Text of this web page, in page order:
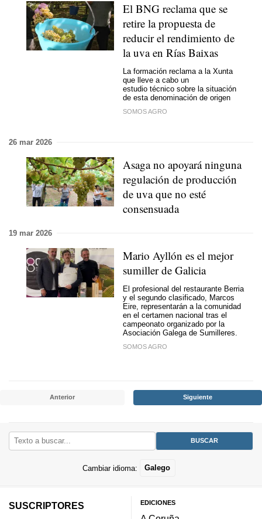
El BNG reclama que se
retire la propuesta de
reducir el rendimiento de
la uva en Rías Baixas
La formación reclama a la Xunta
que lleve a cabo un
estudio técnico sobre la situación
de esta denominación de origen
SOMOS AGRO
26 mar 2026
Asaga no apoyará ninguna
regulación de producción
de uva que no esté
consensuada
19 mar 2026
Mario Ayllón es el mejor
sumiller de Galicia
El profesional del restaurante Berria
y el segundo clasificado, Marcos
Eire, representarán a la comunidad
en el certamen nacional tras el
campeonato organizado por la
Asociación Galega de Sumilleres.
SOMOS AGRO
Anterior Siguiente
Cambiar idioma: Galego
SUSCRIPTORES
EDICIONES